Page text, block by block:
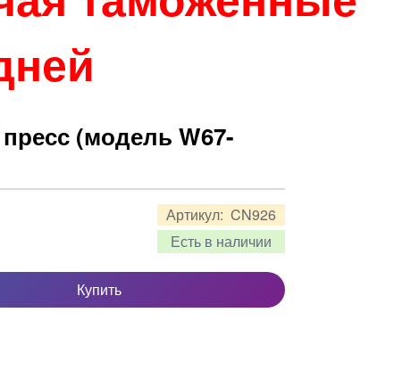
(модель W67-
Артикул: CN926
Есть в наличии
Купить